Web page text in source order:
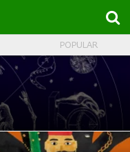
POPULAR